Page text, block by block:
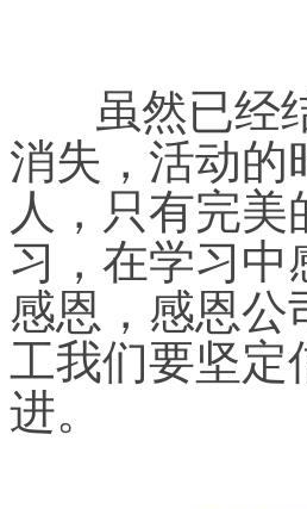
虽然已经
消失，活动
人，只有完
习，在学习中
感恩，感恩公
工我们要坚定
进。